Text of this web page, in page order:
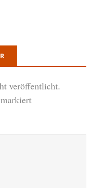
veröffentlicht.
markiert